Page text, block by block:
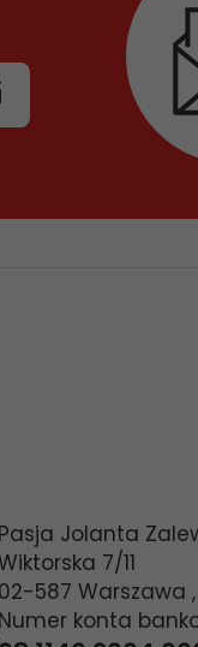
Pasja Jolanta
7/11
02-587 Warszawa ,
Numer konta